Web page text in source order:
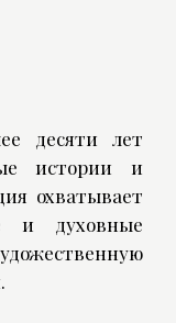
десяти лет
истории и
охватывает
и духовные